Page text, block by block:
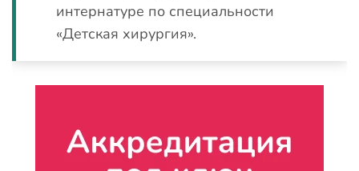
интернатуре по специальности
«Детская хирургия».